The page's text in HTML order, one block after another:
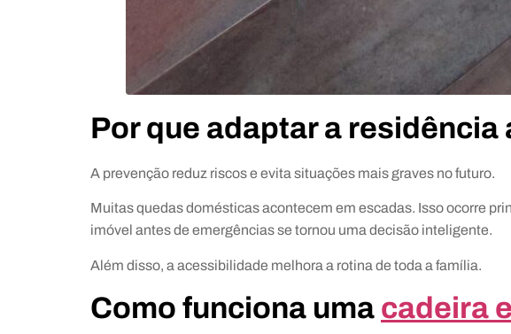
Por que adaptar a
A prevenção reduz riscos e evita situações mais graves no futuro.
Muitas quedas domésticas acontecem em escadas. Isso ocorre
imóvel antes de emergências se tornou uma decisão inteligente.
Além disso, a acessibilidade melhora a rotina de toda a família.
Como funciona uma cadeira